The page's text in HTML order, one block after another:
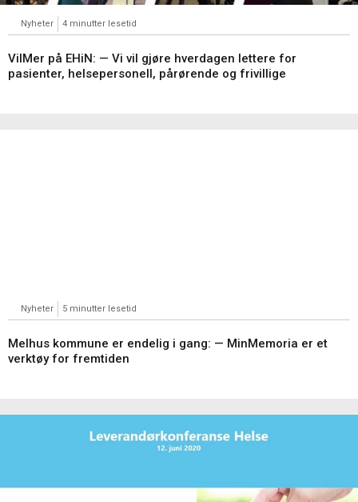
Nyheter 4 minutter lesetid
VilMer på EHiN: — Vi vil gjøre hverdagen lettere for
pasienter, helsepersonell, pårørende og frivillige
Nyheter 5 minutter lesetid
Melhus kommune er endelig i gang: — MinMemoria er et
verktøy for fremtiden